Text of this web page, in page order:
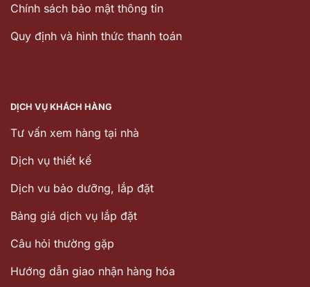
Chính sách bảo mật thông tin
Quy định và hình thức thanh toán
DỊCH VỤ KHÁCH HÀNG
Tư vấn xem hàng tại nhà
Dịch vụ thiết kế
Dịch vu bảo dưỡng, lắp đặt
Bảng giá dịch vụ lắp đặt
Câu hỏi thường gặp
Hướng dẫn giao nhận hàng hóa